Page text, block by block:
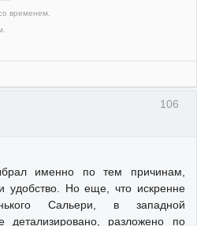
временем,
106
именно по тем причинам,
удобство. Но еще, что искренне
Сальери, в западной
детализировано, разложено по